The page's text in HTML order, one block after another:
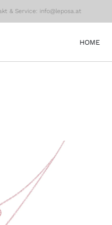
& Service: info@leposa.at
HOME